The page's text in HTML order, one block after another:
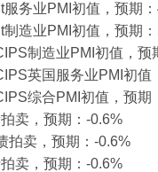
务业PMI初值，预期
造业PMI初值，预期
制造业PMI初值，预
英国服务业PMI初值
综合PMI初值，预期
卖，预期：-0.6%
拍卖，预期：-0.6%
卖，预期：-0.6%